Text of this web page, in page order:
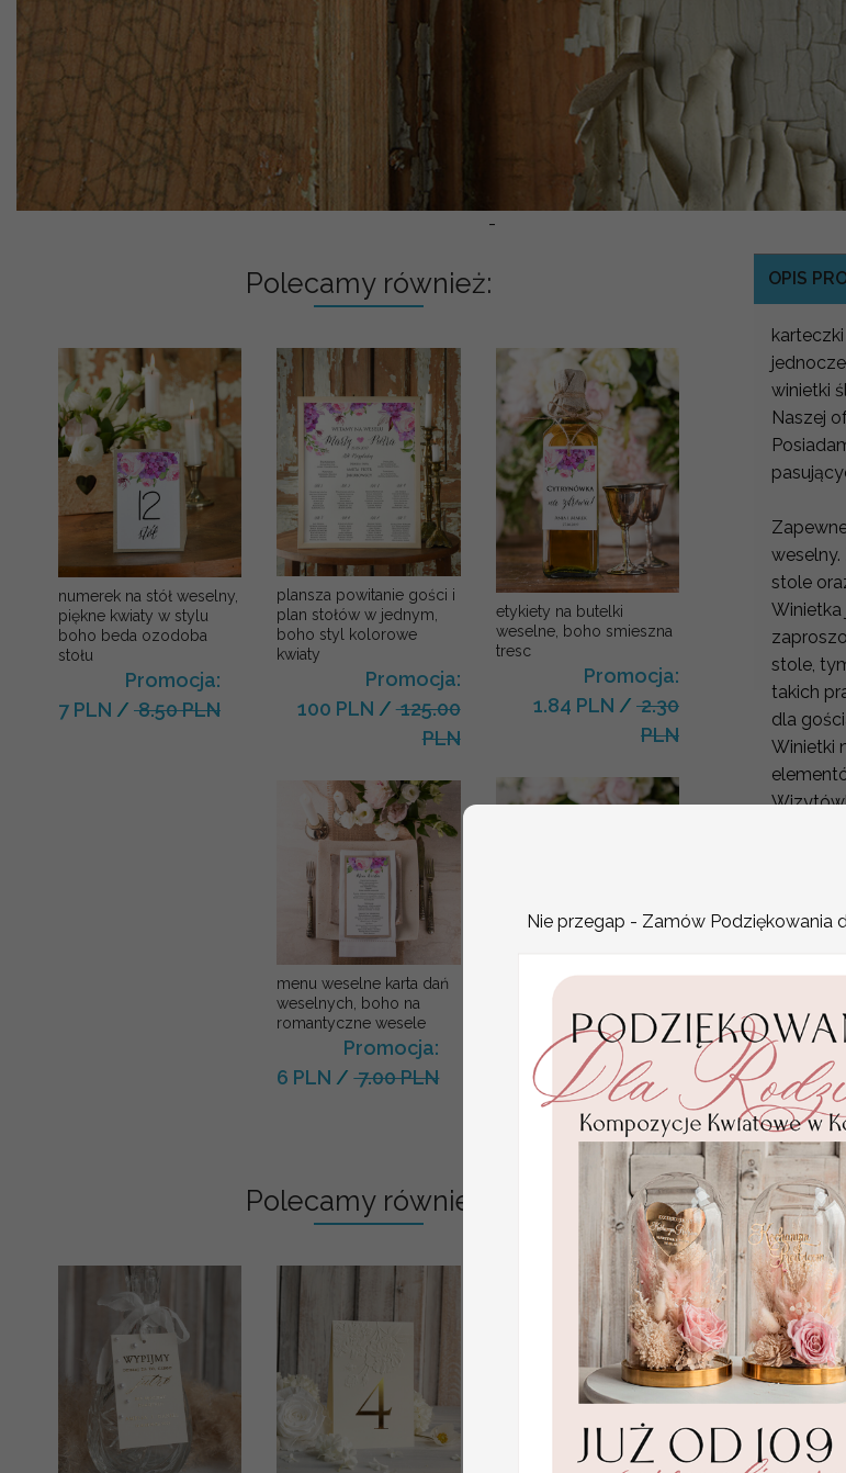
-
Polecamy również:
numerek na stół weselny,
piękne kwiaty w stylu
boho beda ozodoba
stołu
Promocja:
7 PLN / 8.50 PLN
plansza powitanie gości i
plan stołów w jednym,
boho styl kolorowe
kwiaty
Promocja:
100 PLN /125.00
PLN
menu weselne karta dań
weselnych, boho na
romantyczne wesele
Promocja:
6 PLN /7.00 PLN
etykiety na butelki
weselne, boho smieszna
tresc
Promocja:
1.84 PLN / 2.30
PLN
karteczki ślubne winietki
Promocja:
2.50 PLN
Polecamy również:
OPIS
winietki
Naszej
weselny.
stole
Winietka
stole,
takich
dla
Winietki
walory
ślubne
Proste
Lista gości:
Minimalna
USŁUGA
Dopłata
od
KOLOR
KOLOR
OPCJE
SZNUREK
Nie przegap - Zamów Podziękowania